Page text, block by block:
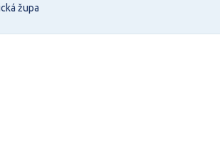
župa